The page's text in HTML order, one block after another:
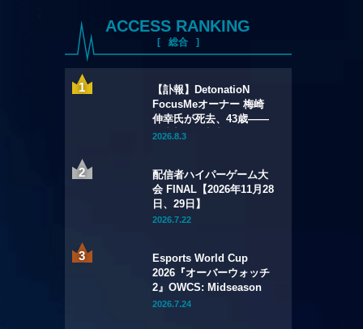
ACCESS RANKING
総合
【訃報】DetonatioN
FocusMeオーナー 梅崎
伸幸氏が死去、43歳——
国内初の給与制eスポーツ
2026.8.3
配信者ハイパーゲーム大
会 FINAL【2026年11月28
日、29日】
2026.7.22
Esports World Cup
2026『オーバーウォッチ
2』OWCS: Midseason
Championship【2026年
2026.7.24